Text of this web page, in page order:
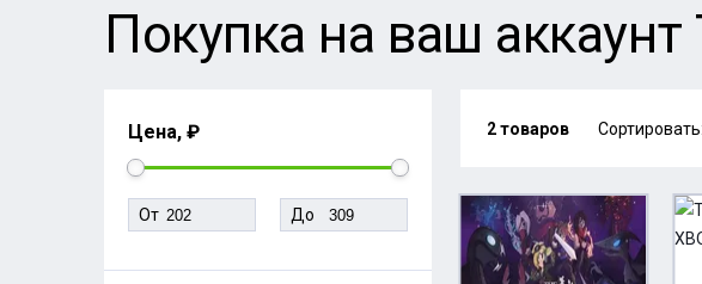
Покупка на ваш аккаунт
Цена, ₽
От До
2 товаров Сортировать: